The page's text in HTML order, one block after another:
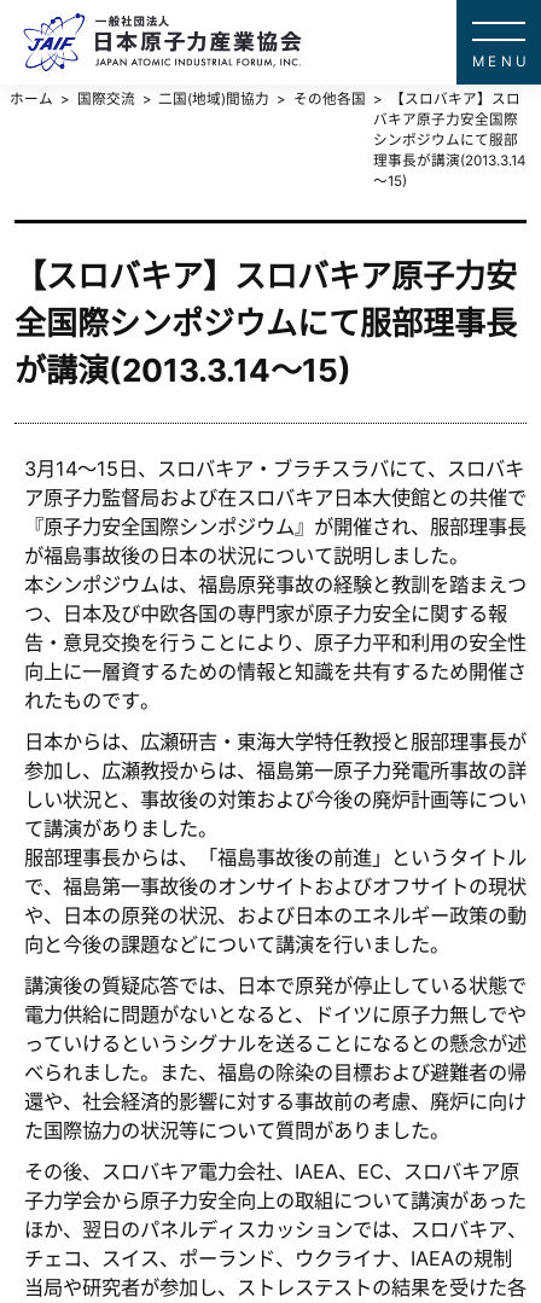
ホーム 国際交流 二国(地域)間協力 その他各国
【スロバキア】スロ
バキア原子力安全国際
シンポジウムにて服部
理事長が講演(2013.3.14
～15)
【スロバキア】スロバキア原子力安
全国際シンポジウムにて服部理事長
が講演(2013.3.14～15)
3月14～15日、スロバキア・ブラチスラバにて、スロバキ
ア原子力監督局および在スロバキア日本大使館との共催で
『原子力安全国際シンポジウム』が開催され、服部理事長
が福島事故後の日本の状況について説明しました。
本シンポジウムは、福島原発事故の経験と教訓を踏まえつ
つ、日本及び中欧各国の専門家が原子力安全に関する報
告・意見交換を行うことにより、原子力平和利用の安全性
向上に一層資するための情報と知識を共有するため開催さ
れたものです。
日本からは、広瀬研吉・東海大学特任教授と服部理事長が
参加し、広瀬教授からは、福島第一原子力発電所事故の詳
しい状況と、事故後の対策および今後の廃炉計画等につい
て講演がありました。
服部理事長からは、「福島事故後の前進」というタイトル
で、福島第一事故後のオンサイトおよびオフサイトの現状
や、日本の原発の状況、および日本のエネルギー政策の動
向と今後の課題などについて講演を行いました。
講演後の質疑応答では、日本で原発が停止している状態で
電力供給に問題がないとなると、ドイツに原子力無しでや
っていけるというシグナルを送ることになるとの懸念が述
べられました。また、福島の除染の目標および避難者の帰
還や、社会経済的影響に対する事故前の考慮、廃炉に向け
た国際協力の状況等について質問がありました。
その後、スロバキア電力会社、IAEA、EC、スロバキア原
子力学会から原子力安全向上の取組について講演があった
ほか、翌日のパネルディスカッションでは、スロバキア、
チェコ、スイス、ポーランド、ウクライナ、IAEAの規制
当局や研究者が参加し、ストレステストの結果を受けた各